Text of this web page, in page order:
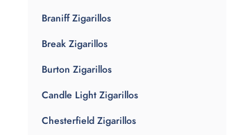
Braniff Zigarillos
Break Zigarillos
Burton Zigarillos
Candle Light Zigarillos
Chesterfield Zigarillos